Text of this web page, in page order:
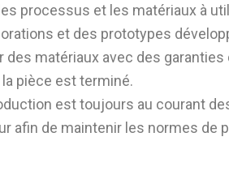
processus et les matériaux à
et des prototypes
des matériaux avec des
pièce est terminé.
est toujours au courant
afin de maintenir les normes de